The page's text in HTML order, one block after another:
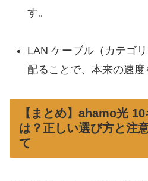
す。
LAN ケーブル（カテゴ
配ることで、本来の速度
【まとめ】ahamo光
は？正しい選び方と注
て